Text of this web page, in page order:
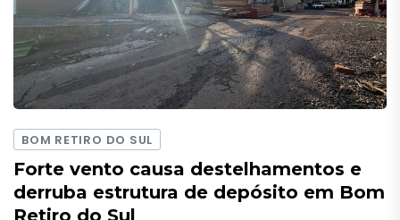
BOM RETIRO DO SUL
Forte vento causa destelhamentos e
derruba estrutura de depósito em Bom
Retiro do Sul